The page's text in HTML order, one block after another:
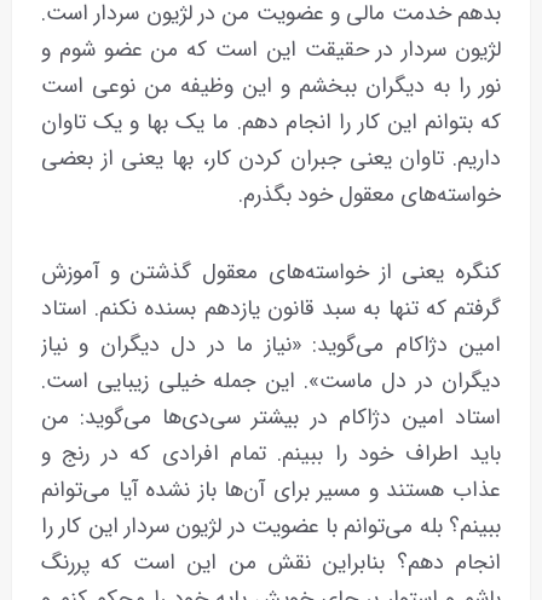
بدهم خدمت مالی و عضویت من در لژیون سردار است.
لژیون سردار در حقیقت این است که من عضو شوم و
نور را به دیگران ببخشم و این وظیفه من نوعی است
که بتوانم این کار را انجام دهم. ما یک بها و یک تاوان‌
داریم. تاوان یعنی جبران کردن کار، بها یعنی از بعضی
خواسته‌های معقول خود بگذرم.
کنگره یعنی از خواسته‌های معقول گذشتن و آموزش
گرفتم که تنها به سبد قانون یازدهم بسنده نکنم. استاد
امین دژاکام می‌گوید: «نیاز ما در دل دیگران و نیاز
دیگران در دل ماست». این جمله خیلی زیبایی است.
استاد امین دژاکام در بیشتر سی‌دی‌ها می‌گوید: من
باید اطراف خود را ببینم. تمام افرادی که در رنج و
عذاب هستند و مسیر برای آن‌ها باز نشده آیا می‌توانم
ببینم؟ بله می‌توانم با عضویت در لژیون سردار این کار را
انجام دهم؟ بنابراین نقش من این است که پررنگ